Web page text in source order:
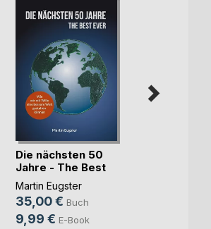
Die nächsten 50
Jahre - The Best
Ever
Martin Eugster
35,00 € Buch
9,99 € E-Book